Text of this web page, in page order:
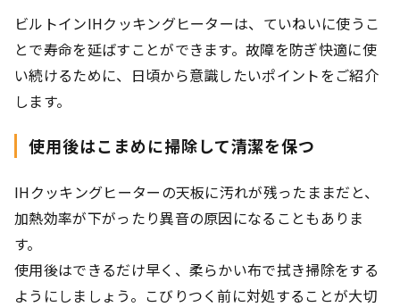
ビルトインIHクッキングヒーターは、ていねいに使うこ
とで寿命を延ばすことができます。故障を防ぎ快適に使
い続けるために、日頃から意識したいポイントをご紹介
します。
使用後はこまめに掃除して清潔を保つ
IHクッキングヒーターの天板に汚れが残ったままだと、
加熱効率が下がったり異音の原因になることもありま
す。
使用後はできるだけ早く、柔らかい布で拭き掃除をする
ようにしましょう。こびりつく前に対処することが大切